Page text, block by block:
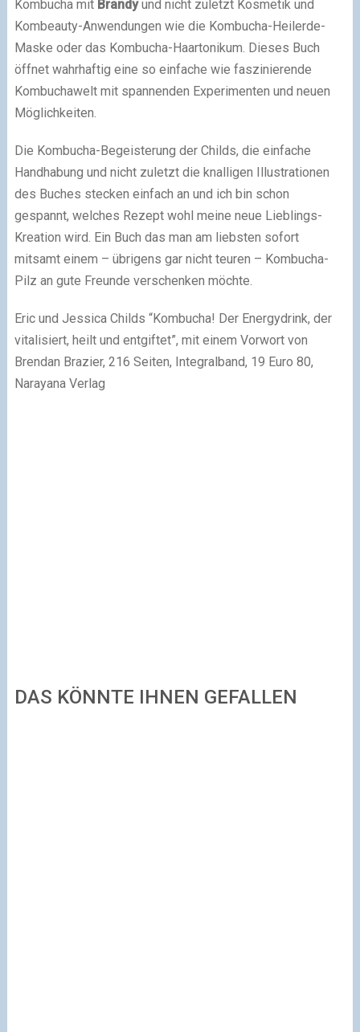
Kombucha mit Brandyund nicht zuletzt Kosmetik und
Kombeauty-Anwendungen wie die Kombucha-Heilerde-
Maske oder das Kombucha-Haartonikum. Dieses Buch
öffnet wahrhaftig eine so einfache wie faszinierende
Kombuchawelt mit spannenden Experimenten und neuen
Möglichkeiten.
Die Kombucha-Begeisterung der Childs, die einfache
Handhabung und nicht zuletzt die knalligen Illustrationen
des Buches stecken einfach an und ich bin schon
gespannt, welches Rezept wohl meine neue Lieblings-
Kreation wird. Ein Buch das man am liebsten sofort
mitsamt einem – übrigens gar nicht teuren – Kombucha-
Pilz an gute Freunde verschenken möchte.
Eric und Jessica Childs “Kombucha! Der Energydrink, der
vitalisiert, heilt und entgiftet”, mit einem Vorwort von
Brendan Brazier, 216 Seiten, Integralband, 19 Euro 80,
Narayana Verlag
DAS KÖNNTE IHNEN GEFALLEN